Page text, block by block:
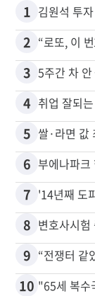
1 김원석 투
2
3 5주간 차
4 취업 잘되
5
6
7
8
9
10